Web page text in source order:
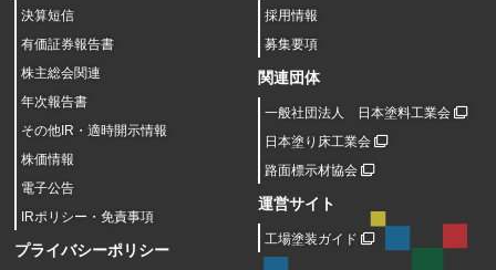
決算短信
有価証券報告書
株主総会関連
年次報告書
その他IR・適時開示情報
株価情報
電子公告
IRポリシー・免責事項
プライバシーポリシー
採用情報
募集要項
関連団体
一般社団法人 日本塗料工業会
日本塗り床工業会
路面標示材協会
運営サイト
工場塗装ガイド